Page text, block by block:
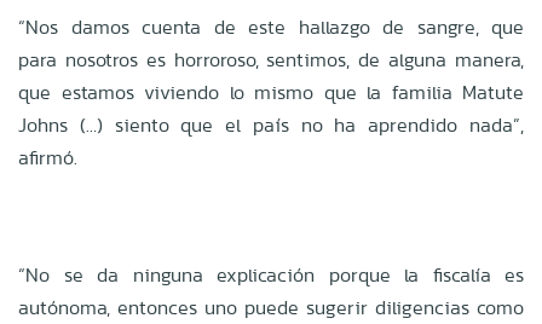
“Nos damos cuenta de este hallazgo de sangre, que
para nosotros es horroroso, sentimos, de alguna manera,
que estamos viviendo lo mismo que la familia Matute
Johns (…) siento que el país no ha aprendido nada”,
afirmó.
“No se da ninguna explicación porque la fiscalía es
autónoma, entonces uno puede sugerir diligencias como